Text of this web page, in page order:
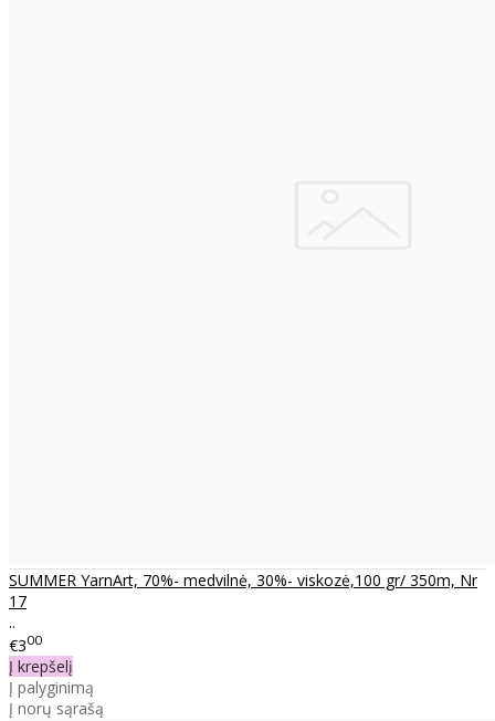
SUMMER YarnArt, 70%- medvilnė, 30%- viskozė,100 gr/ 350m, Nr
17
..
€300
Į krepšelį
Į palyginimą
Į norų sąrašą